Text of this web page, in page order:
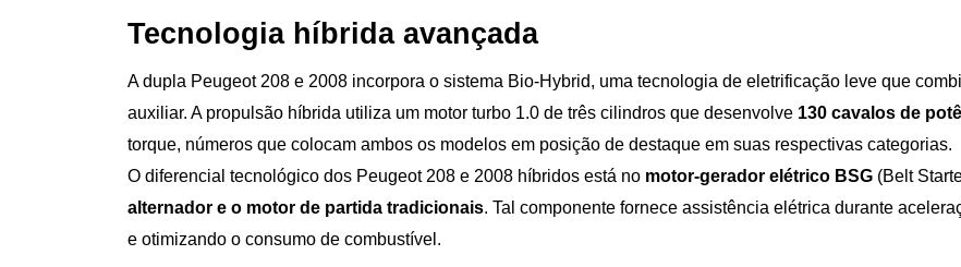
Tecnologia híbrida avançada
A dupla Peugeot 208 e 2008 incorpora o sistema Bio-Hybrid, uma tecnologia de eletrificação leve que
auxiliar. A propulsão híbrida utiliza um motor turbo 1.0 de três cilindros que desenvolve 130 cavalos de
torque, números que colocam ambos os modelos em posição de destaque em suas respectivas categorias.
O diferencial tecnológico dos Peugeot 208 e 2008 híbridos está no motor-gerador elétrico BSG (Belt
alternador e o motor de partida tradicionais. Tal componente fornece assistência elétrica durante
e otimizando o consumo de combustível.